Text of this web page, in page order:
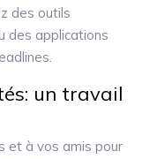
des outils
des applications
un travail
et à vos amis pour